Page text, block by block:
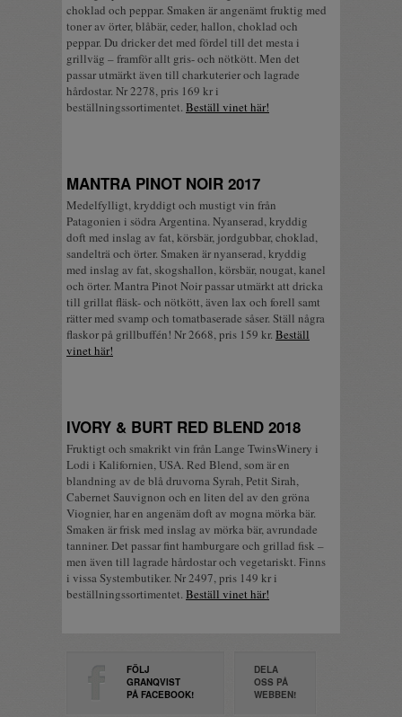
choklad och peppar. Smaken är angenämt fruktig med
toner av örter, blåbär, ceder, hallon, choklad och
peppar. Du dricker det med fördel till det mesta i
grillväg – framför allt gris- och nötkött. Men det
passar utmärkt även till charkuterier och lagrade
hårdostar. Nr 2278, pris 169 kr i
beställningssortimentet. Beställ vinet här!
MANTRA PINOT NOIR 2017
Medelfylligt, kryddigt och mustigt vin från
Patagonien i södra Argentina. Nyanserad, kryddig
doft med inslag av fat, körsbär, jordgubbar, choklad,
sandelträ och örter. Smaken är nyanserad, kryddig
med inslag av fat, skogshallon, körsbär, nougat, kanel
och örter. Mantra Pinot Noir passar utmärkt att dricka
till grillat fläsk- och nötkött, även lax och forell samt
rätter med svamp och tomatbaserade såser. Ställ några
flaskor på grillbuffén! Nr 2668, pris 159 kr. Beställ
vinet här!
IVORY & BURT RED BLEND 2018
Fruktigt och smakrikt vin från Lange TwinsWinery i
Lodi i Kalifornien, USA. Red Blend, som är en
blandning av de blå druvorna Syrah, Petit Sirah,
Cabernet Sauvignon och en liten del av den gröna
Viognier, har en angenäm doft av mogna mörka bär.
Smaken är frisk med inslag av mörka bär, avrundade
tanniner. Det passar fint hamburgare och grillad fisk –
men även till lagrade hårdostar och vegetariskt. Finns
i vissa Systembutiker. Nr 2497, pris 149 kr i
beställningssortimentet. Beställ vinet här!
FÖLJ
GRANQVIST
PÅ FACEBOOK!
DELA
OSS PÅ
WEBBEN!